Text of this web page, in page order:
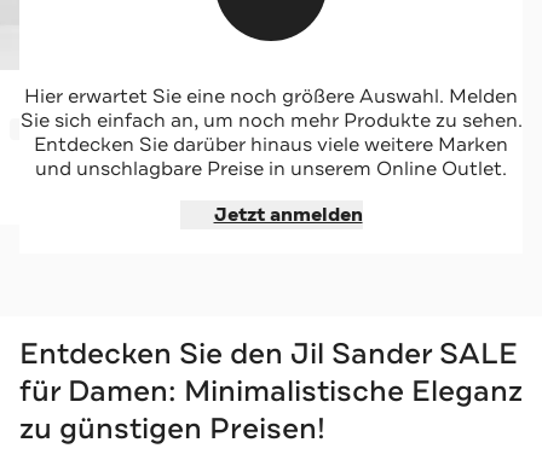
JIL SANDER
Sneaker weiß
-37%*
Jetzt shoppen
Hier erwartet Sie eine noch größere Auswahl. Melden
Sie sich einfach an, um noch mehr Produkte zu sehen.
Entdecken Sie darüber hinaus viele weitere Marken
und unschlagbare Preise in unserem Online Outlet.
Jetzt anmelden
Entdecken Sie den Jil Sander SALE
für Damen: Minimalistische Eleganz
zu günstigen Preisen!